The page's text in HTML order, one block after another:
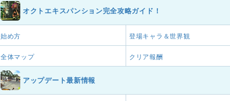
オクトエキスパンション完全攻略ガイド！
始め方 登場キャラ＆世界観
全体マップ クリア報酬
アップデート最新情報